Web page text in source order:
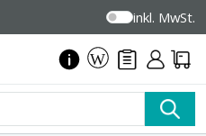
inkl. MwSt.